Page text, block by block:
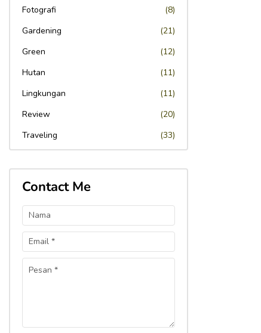
Fotografi
(8)
Gardening
(21)
Green
(12)
Hutan
(11)
Lingkungan
(11)
Review
(20)
Traveling
(33)
Contact Me